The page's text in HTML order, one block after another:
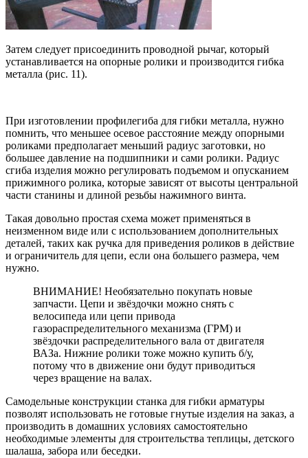
Затем следует присоединить проводной рычаг, который
устанавливается на опорные ролики и производится гибка
металла (рис. 11).
При изготовлении профилегиба для гибки металла, нужно
помнить, что меньшее осевое расстояние между опорными
роликами предполагает меньший радиус заготовки, но
большее давление на подшипники и сами ролики. Радиус
сгиба изделия можно регулировать подъемом и опусканием
прижимного ролика, которые зависят от высоты центральной
части станины и длиной резьбы нажимного винта.
Такая довольно простая схема может применяться в
неизменном виде или с использованием дополнительных
деталей, таких как ручка для приведения роликов в действие
и ограничитель для цепи, если она большего размера, чем
нужно.
ВНИМАНИЕ! Необязательно покупать новые
запчасти. Цепи и звёздочки можно снять с
велосипеда или цепи привода
газораспределительного механизма (ГРМ) и
звёздочки распределительного вала от двигателя
ВАЗа. Нижние ролики тоже можно купить б/у,
потому что в движение они будут приводиться
через вращение на валах.
Самодельные конструкции станка для гибки арматуры
позволят использовать не готовые гнутые изделия на заказ, а
производить в домашних условиях самостоятельно
необходимые элементы для строительства теплицы, детского
шалаша, забора или беседки.